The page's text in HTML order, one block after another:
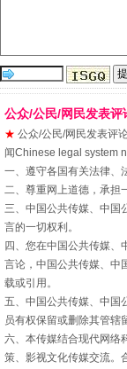
受贿1.44亿
公众/公民/网民发表评
★ 公众/公民/网民发表评
闻Chinese legal system
一、遵守各国有关法律、
二、尊重网上道德，承担
三、中国公共传媒、中国
言的一切权利。
四、您在中国公共传媒
言论，中国公共传媒、中
载或引用。
五、中国公共传媒、中国
员有权保留或删除其管辖
六、本传媒结合现代网络
策、影视文化传媒交流。